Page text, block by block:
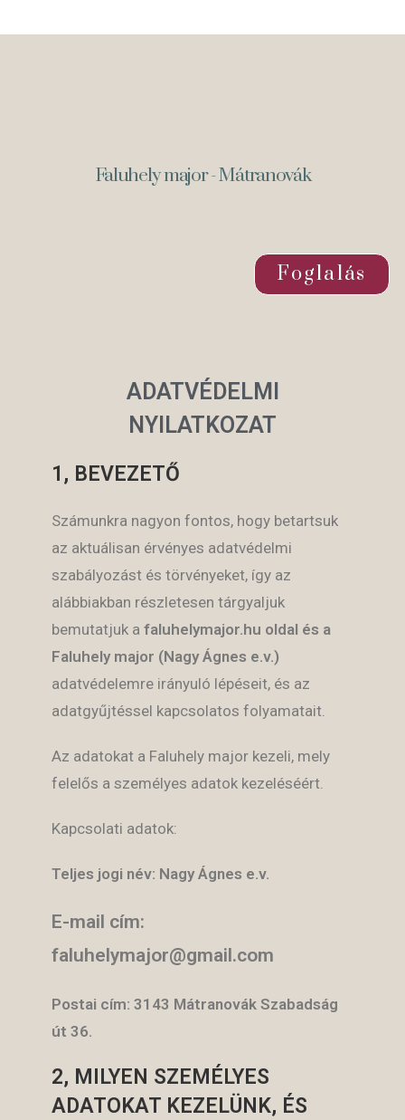
Faluhely major - Mátranovák
Foglalás
ADATVÉDELMI
NYILATKOZAT
1, BEVEZETŐ
Számunkra nagyon fontos, hogy betartsuk
az aktuálisan érvényes adatvédelmi
szabályozást és törvényeket, így az
alábbiakban részletesen tárgyaljuk
bemutatjuk afaluhelymajor.hu oldal és a
Faluhely major (Nagy Ágnes e.v.)
adatvédelemre irányuló lépéseit, és az
adatgyűjtéssel kapcsolatos folyamatait.
Az adatokat a Faluhely major kezeli, mely
felelős a személyes adatok kezeléséért.
Kapcsolati adatok:
Teljes jogi név: Nagy Ágnes e.v.
E-mail cím:
faluhelymajor@gmail.com
Postai cím: 3143 Mátranovák Szabadság
út 36.
2, MILYEN SZEMÉLYES
ADATOKAT KEZELÜNK, ÉS